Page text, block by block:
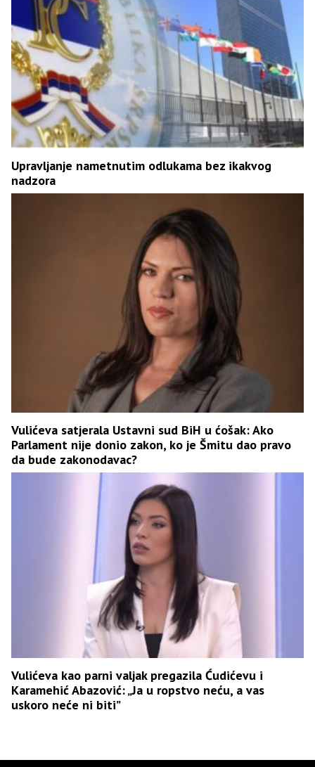
Upravljanje nametnutim odlukama bez ikakvog
nadzora
Vulićeva satjerala Ustavni sud BiH u ćošak: Ako
Parlament nije donio zakon, ko je Šmitu dao pravo
da bude zakonodavac?
Vulićeva kao parni valjak pregazila Ćudićevu i
Karamehić Abazović: „Ja u ropstvo neću, a vas
uskoro neće ni biti”